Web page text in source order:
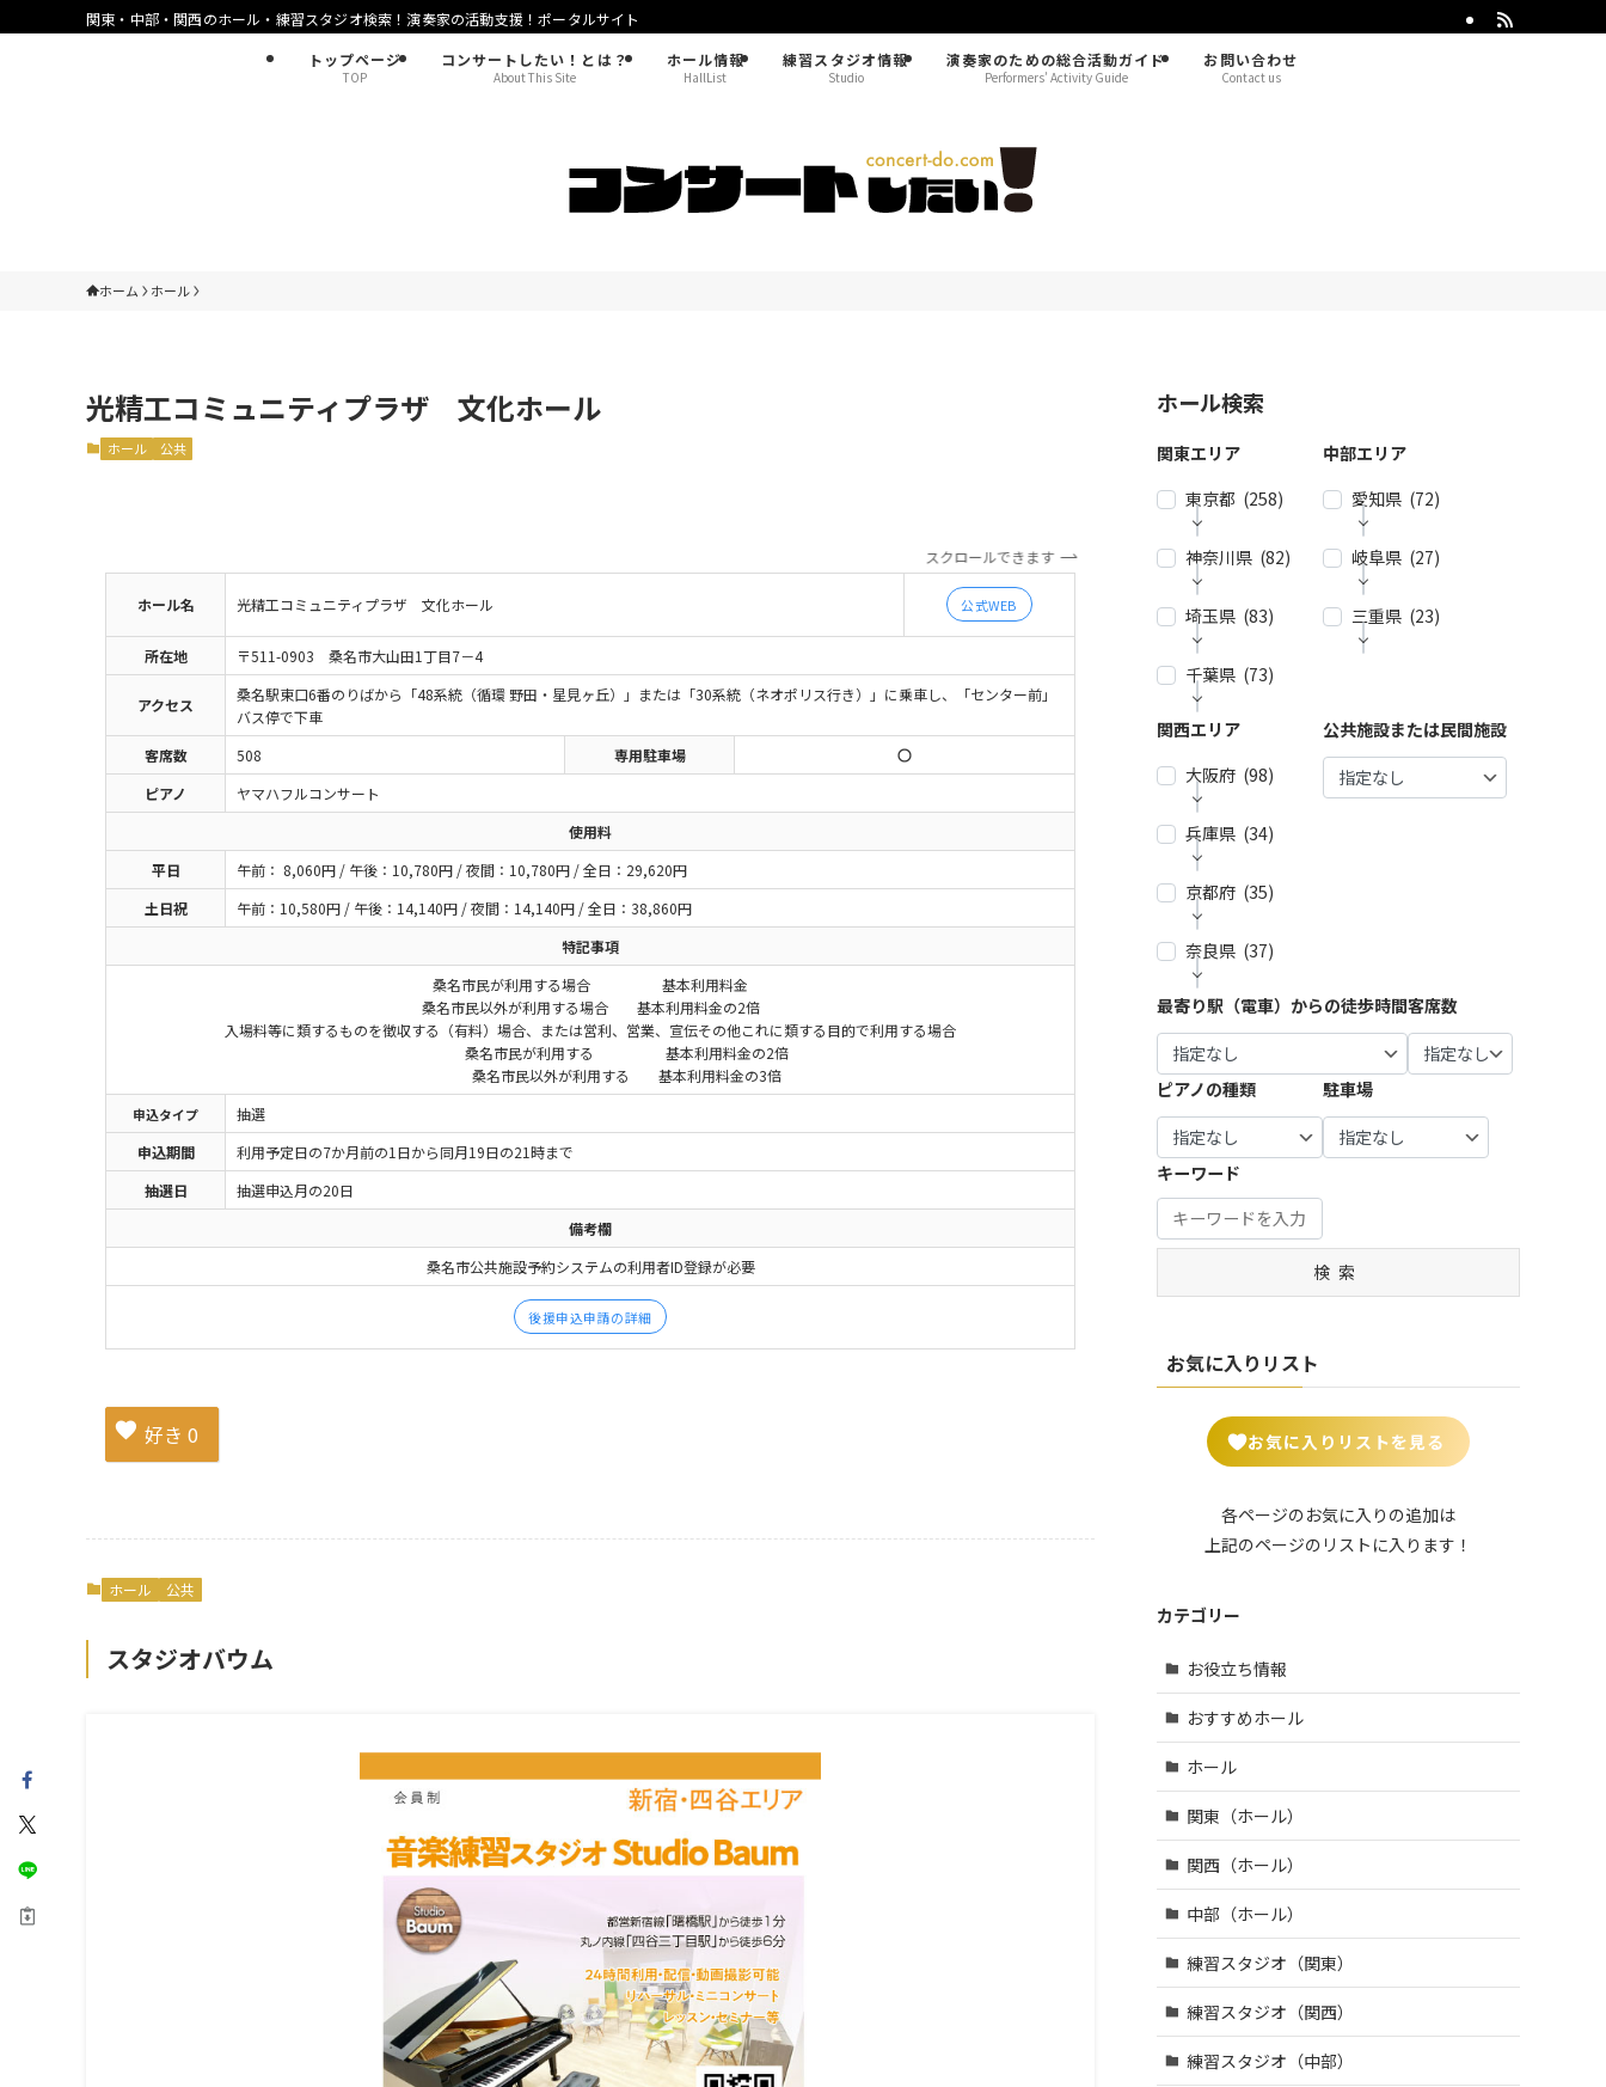
関東・中部・関西のホール・練習スタジオ検索！演奏家の活動支援！ポータルサイト
トップページ
TOP
コンサートしたい！とは？
About This Site
ホール情報
HallList
練習スタジオ情報
Studio
演奏家のための総合活動ガイド
Performers’ Activity Guide
お問い合わせ
Contact us
ホーム ホール
光精工コミュニティプラザ 文化ホール
ホール 公共
スクロールできます
ホール名 光精工コミュニティプラザ 文化ホール 公式WEB
所在地 〒511-0903 桑名市大山田1丁目7－4
アクセス
桑名駅東口6番のりばから「48系統（循環 野田・星見ヶ丘）」または「30系統（ネオポリス行き）」に乗車し、「センター前」
バス停で下車
客席数
508
専用駐車場
ピアノ
ヤマハフルコンサート
使用料
平日
午前： 8,060円 / 午後：10,780円 / 夜間：10,780円 / 全日：29,620円
土日祝
午前：10,580円 / 午後：14,140円 / 夜間：14,140円 / 全日：38,860円
特記事項
桑名市民が利用する場合 基本利用料金
桑名市民以外が利用する場合 基本利用料金の2倍
入場料等に類するものを徴収する（有料）場合、または営利、営業、宣伝その他これに類する目的で利用する場合
桑名市民が利用する 基本利用料金の2倍
桑名市民以外が利用する 基本利用料金の3倍
申込タイプ
抽選
申込期間
利用予定日の7か月前の1日から同月19日の21時まで
抽選日
抽選申込月の20日
備考欄
桑名市公共施設予約システムの利用者ID登録が必要
後援申込申請の詳細
好き 0
ホール 公共
スタジオバウム
ホール検索
関東エリア
東京都 (258)
| … 新宿
谷区 (3
9)
| … 千代
田区・
区・港
区・大
田区 (1
| … 目黒
田谷
| … 豊島
区・文
京区 (1
0)
| … 練馬
区・板
橋区 (1
| … 中野
区・杉
3)
区・台
東区・
区・荒
川区 (2
| … 葛飾
区・墨
区・江
区 (39)
| … 八王
子市・
武蔵野
市・三
鷹市・
日野
市・西
東京
市 (16)
| … 府中
市・調
布市・
狛江
市 (13)
| … 小金
井市・
神奈川県 (82)
| … 横浜
| … 川崎
| … 鎌倉
子・横
市・藤
| … 相模
茅ヶ崎
市・平
| … 厚木
市・小
田原
市・町
田市・
大和
市・海
市 (5)
埼玉県 (83)
| … 春日
富士見
じみ野
| … 狭山
深谷
巣市 (6)
市・熊
谷市・
坂戸
市・羽
生市 (6)
| … 比企
郡・入
間郡・
入間
市・秩
郡・北
足立
| … さい
たま
| … 川口
市・越
市 (14)
市・草
戸田
市・蕨
市 (6)
| … 三郷
市・所
沢市・
市 (10)
| … 朝霞
市・上
尾市・
志木
市 (6)
千葉県 (73)
| … 千葉
橋市・
市 (21)
市・市
市・佐
4)
| … 市川
市・柏
市・習
志野
市・流
山市 (1
7)
| … 野田
市・成
木更津
我孫子
市 (19)
| … 四街
道市・
君津
ケ浦
市・鎌
中部エリア
愛知県 (72)
| … 名古
7)
宮市 (6)
| … 稲沢
市/・尾
海市・
市・刈
谷市 (7)
市・安
城市・
2)
市・西
0)
岐阜県 (27)
| … 岐阜
| … 各務
関市・
羽島
市・中
市 (5)
| … 瑞穂
県市 (1)
| … 郡上
三重県 (23)
日市
| … 鈴鹿
市・松
郡 (3)
| … 伊勢
市・志
関西エリア
大阪府 (98)
| … 大阪
市 (61)
阪市 ・
枚方
田市・
泉佐野
市 (9)
| … 豊中
市・吹
田市 ・
高槻
市・茨
木市 (1
5)
市・寝
和田
市・守
口市 (5)
| … 門真
原市・
和泉市
・箕面
| … 羽曳
柏原
市・富
田林
市・泉
市・河
市 (3)
兵庫県 (34)
| … 神戸
屋市 (1
5)
| … 尼崎
宮市・
宝塚
市 (7)
| … 姫路
市・明
石市・
伊丹
市 (8)
京都府 (35)
| … 京都
治市 (1
| … 向日
市・八
綾部
市・宮
津市・
南丹
市・京
丹後
城陽
市・京
市・木
津川
| … 長岡
京市・
亀岡
鶴市 (4)
奈良県 (37)
| … 奈良
市・橿
原市・
生駒
市・生
駒郡 (2
1)
| … 大和
郡山
市・香
| … 葛城
市・平
群町・
王寺
町・大
市 (6)
| … 御所
宇陀
公共施設または民間施設
最寄り駅（電車）からの徒歩時間客席数
ピアノの種類 駐車場
キーワード
検索
お気に入りリスト
お気に入りリストを見る
各ページのお気に入りの追加は
上記のページのリストに入ります！
カテゴリー
お役立ち情報
おすすめホール
ホール
関東（ホール）
関西（ホール）
中部（ホール）
練習スタジオ（関東）
練習スタジオ（関西）
練習スタジオ（中部）